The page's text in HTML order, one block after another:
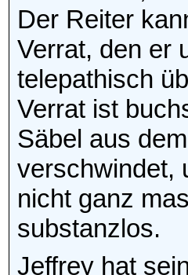
Der Reiter
Verrat, den er
telepathisch
Verrat ist
Säbel aus
verschwindet,
nicht ganz
substanzlos.
Jeffrey hat